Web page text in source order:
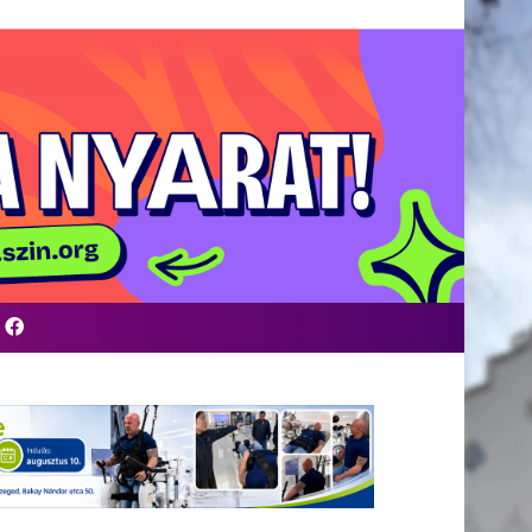
Facebook